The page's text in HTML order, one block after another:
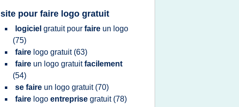
site pour faire logo gratuit
logiciel gratuit pour faire un logo
(75)
faire logo gratuit (63)
faire un logo gratuitfacilement
(54)
se faire un logo gratuit (70)
faire logo entreprise gratuit (78)